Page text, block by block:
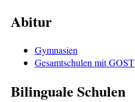
Abitur
Gymnasien
Gesamtschulen mit GOST
Bilinguale Schulen